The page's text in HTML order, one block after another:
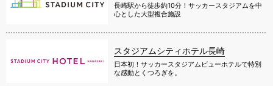
長崎駅から徒歩約10分！サッカースタジアムを中
心とした大型複合施設
スタジアムシティホテル長崎
日本初！サッカースタジアムビューホテルで特別
な感動とくつろぎを。